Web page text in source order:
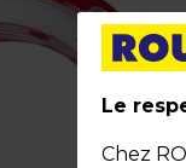
Le
Chez